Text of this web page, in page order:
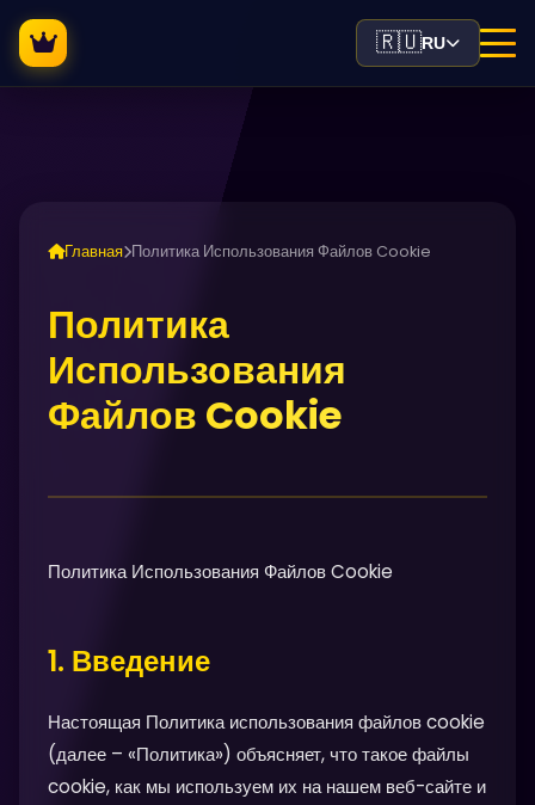
🇷🇺RU
Главная Политика Использования Файлов Cookie
Политика
Использования
Файлов Cookie
Политика Использования Файлов Cookie
1. Введение
Настоящая Политика использования файлов cookie
(далее – «Политика») объясняет, что такое файлы
cookie, как мы используем их на нашем веб-сайте и